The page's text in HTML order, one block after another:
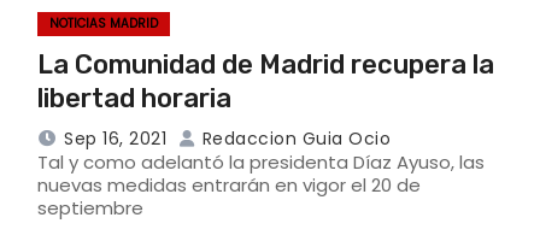
NOTICIAS MADRID
La Comunidad de Madrid recupera la
libertad horaria
Sep 16, 2021 Redaccion Guia Ocio
Tal y como adelantó la presidenta Díaz Ayuso, las
nuevas medidas entrarán en vigor el 20 de
septiembre